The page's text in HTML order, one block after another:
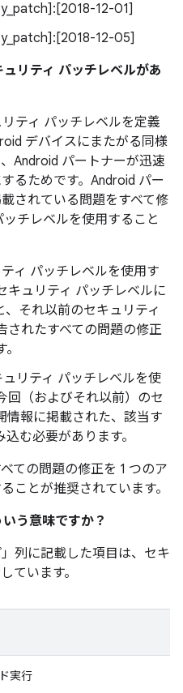
12-01]
12-05]
リティ パッチレベルがあ
ティ パッチレベルを定義
デバイスにまたがる同様
Android パートナーが迅速
るためです。Android パー
されている問題をすべて修
チレベルを使用すること
ィ パッチレベルを使用す
キュリティ パッチレベルに
、それ以前のセキュリティ
されたすべての問題の修正
リティ パッチレベルを使
回（およびそれ以前）のセ
情報に掲載された、該当す
む必要があります。
ての問題の修正を 1 つのア
ことが推奨されています。
う意味ですか？
列に記載した項目は、セキ
ています。
実行